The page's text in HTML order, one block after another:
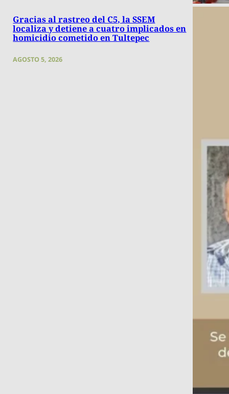
Gracias al rastreo del C5, la SSEM
localiza y detiene a cuatro implicados en
homicidio cometido en Tultepec
AGOSTO 5, 2026